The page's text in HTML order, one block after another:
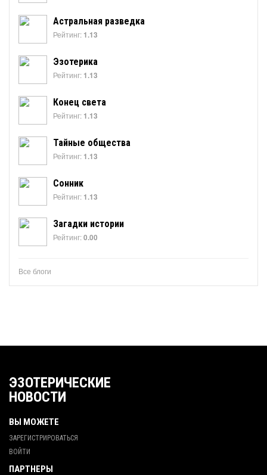
Астральная разведка
Рейтинг: 1.13
Эзотерика
Рейтинг: 1.13
Конец света
Рейтинг: 1.13
Тайные общества
Рейтинг: 1.13
Сонник
Рейтинг: 1.13
Загадки истории
Рейтинг:0.00
Все блоги
ЭЗОТЕРИЧЕСКИЕ
НОВОСТИ
ВЫ МОЖЕТЕ
ЗАРЕГИСТРИРОВАТЬСЯ
ВОЙТИ
ПАРТНЕРЫ